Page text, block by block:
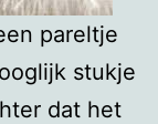
pareltje
stukje
dat het